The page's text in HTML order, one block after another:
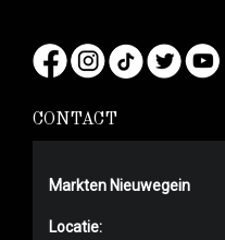
CONTACT
Markten Nieuwegein
Locatie: